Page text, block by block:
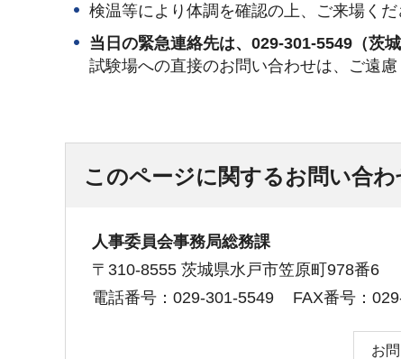
検温等により体調を確認の上、ご来場くだ
当日の緊急連絡先は、029-301-5549（茨
試験場への直接のお問い合わせは、ご遠慮
このページに関するお問い合わ
人事委員会事務局総務課
〒310-8555 茨城県水戸市笠原町978番6
電話番号：029-301-5549
FAX番号：
お